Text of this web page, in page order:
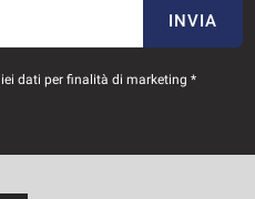
INVIA
dati per finalità di marketing *